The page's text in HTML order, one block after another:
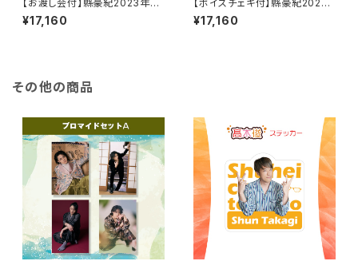
【お渡し会付】縣豪紀2023年カ
レンダー（壁掛け・卓上3セット）
¥17,160
【ボイスチェキ付】縣豪紀2023
年カレンダー（壁掛け・卓上3セ
ット）
¥17,160
その他の商品